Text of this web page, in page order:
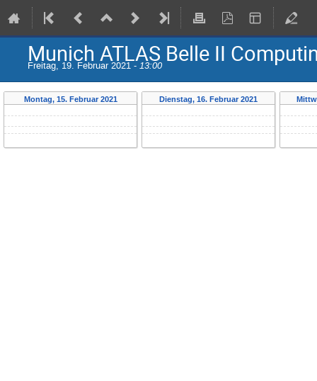
Munich ATLAS Belle II
Freitag, 19. Februar 2021 - 13:00
Montag, 15. Februar 2021 Dienstag, 16. Februar 2021